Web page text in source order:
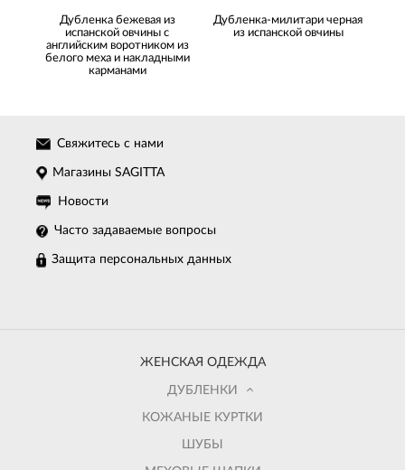
Дубленка бежевая из
испанской овчины с
английским воротником из
белого меха и накладными
карманами
Дубленка-милитари черная
из испанской овчины
Свяжитесь с нами
Магазины SAGITTA
Новости
Часто задаваемые вопросы
Защита персональных данных
ЖЕНСКАЯ ОДЕЖДА
ДУБЛЕНКИ
КОЖАНЫЕ КУРТКИ
ШУБЫ